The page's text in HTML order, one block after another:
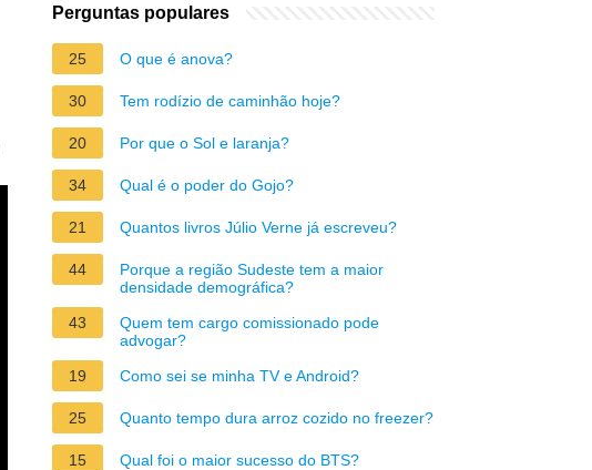
Perguntas populares
25 O que é anova?
30 Tem rodízio de caminhão hoje?
20 Por que o Sol e laranja?
34 Qual é o poder do Gojo?
21 Quantos livros Júlio Verne já escreveu?
44
Porque a região Sudeste tem a maior
densidade demográfica?
43
Quem tem cargo comissionado pode
advogar?
19
Como sei se minha TV e Android?
25 Quanto tempo dura arroz cozido no freezer?
15 Qual foi o maior sucesso do BTS?